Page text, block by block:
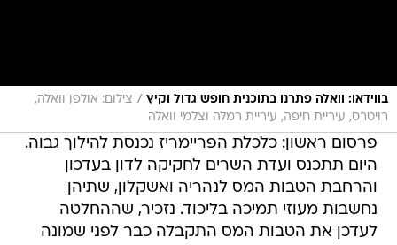
בווידאו: וואלה פתרנו בתוכנית חופש גדול וקיץ / צילום: אולפן וואלה,
רויטרס, עיריית חיפה, עיריית רמלה וצלמי וואלה
פרסום ראשון: כלכלת הפריימריז נכנסת להילוך גבוה.
היום תתכנס ועדת השרים לחקיקה לדון בעדכון
והרחבת הטבות המס לנהריה ואשקלון, שתיהן
נחשבות מעוזי תמיכה בליכוד. נזכיר, שההחלטה
לעדכן את הטבות המס התקבלה כבר לפני שמונה